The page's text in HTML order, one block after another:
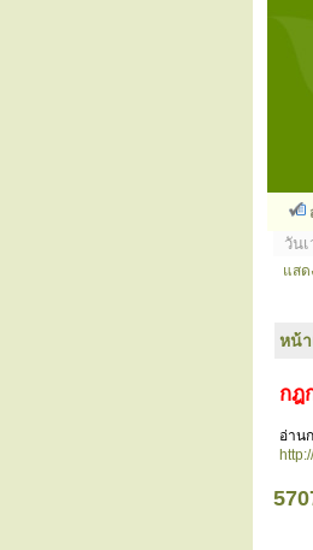
วัน
แสด
หน้า
กฎ
อ่าน